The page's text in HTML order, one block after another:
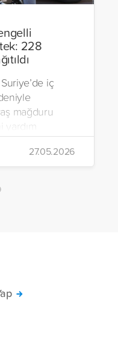
228
iç
mağduru
yardım
Vakıf,
Şam,
İdlib
yaşayan
27.05.2026